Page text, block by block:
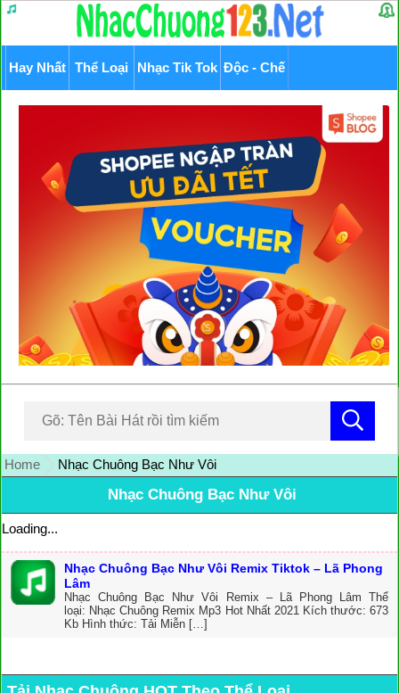
Hay Nhất Thể Loại Nhạc Tik Tok Độc - Chế
Home Nhạc Chuông Bạc Như Vôi
Nhạc Chuông Bạc Như Vôi
Loading...
Nhạc Chuông Bạc Như Vôi Remix Tiktok – Lã Phong
Lâm
Nhạc Chuông Bạc Như Vôi Remix – Lã Phong Lâm Thể
loại: Nhạc Chuông Remix Mp3 Hot Nhất 2021 Kích thước: 673
Kb Hình thức: Tải Miễn […]